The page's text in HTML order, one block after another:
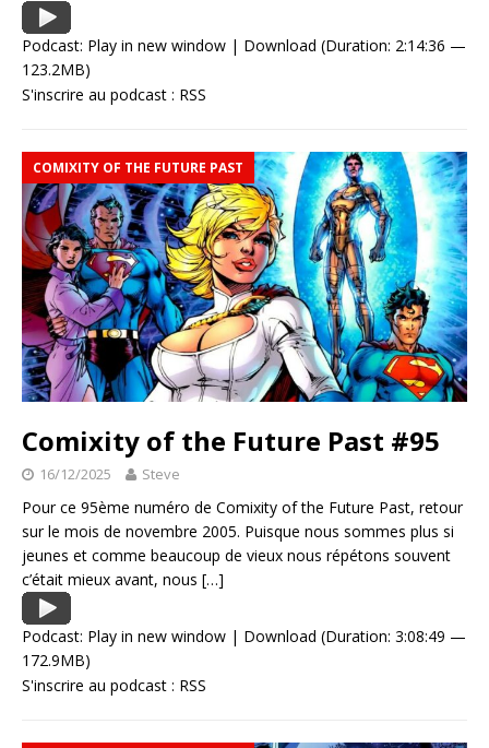
Podcast: Play in new window | Download (Duration: 2:14:36 —
123.2MB)
S'inscrire au podcast : RSS
COMIXITY OF THE FUTURE PAST
Comixity of the Future Past #95
16/12/2025 Steve
Pour ce 95ème numéro de Comixity of the Future Past, retour
sur le mois de novembre 2005. Puisque nous sommes plus si
jeunes et comme beaucoup de vieux nous répétons souvent
c’était mieux avant, nous […]
Podcast: Play in new window | Download (Duration: 3:08:49 —
172.9MB)
S'inscrire au podcast : RSS